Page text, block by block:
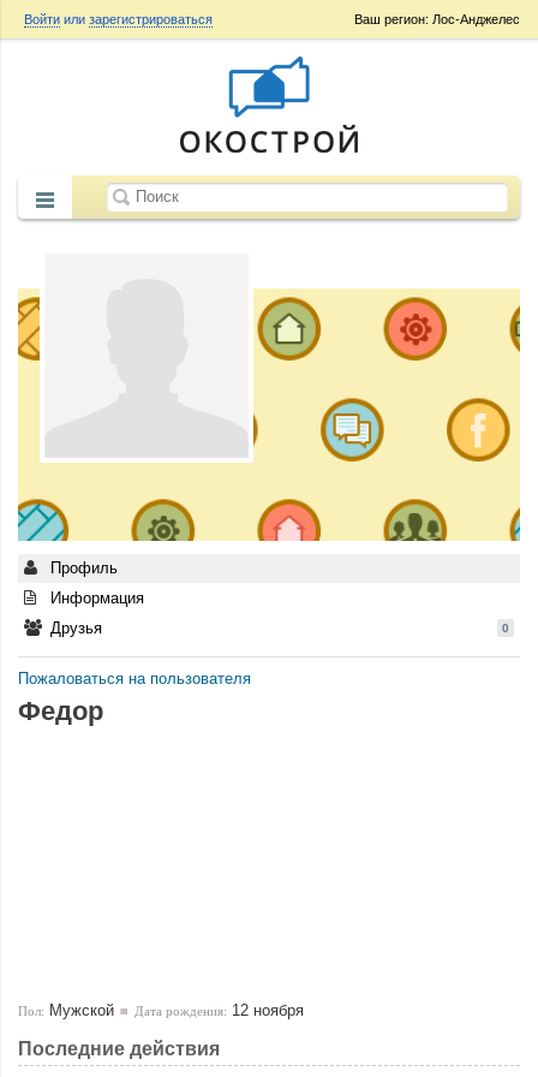
Ваш регион: Лос-Анджелес
Войти или зарегистрироваться
Профиль
Информация
Друзья
0
Пожаловаться на пользователя
Федор
Пол: Мужской Дата рождения: 12 ноября
Последние действия